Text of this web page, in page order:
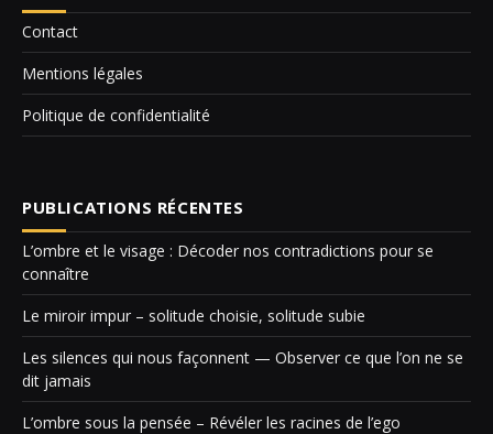
Contact
Mentions légales
Politique de confidentialité
PUBLICATIONS RÉCENTES
L’ombre et le visage : Décoder nos contradictions pour se
connaître
Le miroir impur – solitude choisie, solitude subie
Les silences qui nous façonnent — Observer ce que l’on ne se
dit jamais
L’ombre sous la pensée – Révéler les racines de l’ego